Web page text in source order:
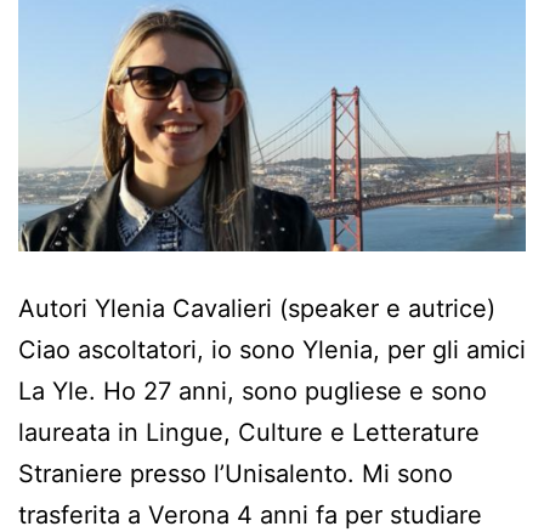
Autori Ylenia Cavalieri (speaker e autrice)
Ciao ascoltatori, io sono Ylenia, per gli amici
La Yle. Ho 27 anni, sono pugliese e sono
laureata in Lingue, Culture e Letterature
Straniere presso l’Unisalento. Mi sono
trasferita a Verona 4 anni fa per studiare